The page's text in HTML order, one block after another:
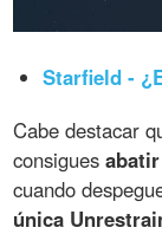
Starfield -
Cabe destacar
consigues
cuando
única